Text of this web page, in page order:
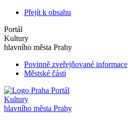
Přejít k obsahu
Portál
Kultury
hlavního města Prahy
Povinně zveřejňované informace
Městské části
Portál
Kultury
hlavního města Prahy